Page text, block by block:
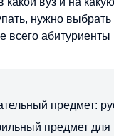
нужно выбрать
всего абитуриенты
предмет:
предмет для